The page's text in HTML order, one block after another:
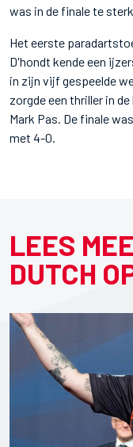
was in de finale te
Het eerste
D'hondt kende een
in zijn vijf gespeelde
zorgde een thriller in
Mark Pas. De finale
met 4-0.
LEES
DUTCH